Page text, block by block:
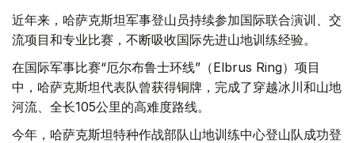
近年来，哈萨克斯坦军事登山员持续参加国际联合演训、交
流项目和专业比赛，不断吸收国际先进山地训练经验。
在国际军事比赛“厄尔布鲁士环线”（Elbrus Ring）项目
中，哈萨克斯坦代表队曾获得铜牌，完成了穿越冰川和山地
河流、全长105公里的高难度路线。
今年，哈萨克斯坦特种作战部队山地训练中心登山队成功登